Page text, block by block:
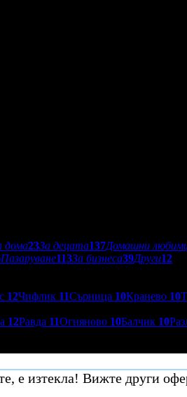
дома23За децата137Домашни
Пазаруване113За бизнеса39Други12
12Чифлик 11Сърница 10Кранево 10
12Равда 11Огняново 10Балчик 10
е изтекла! Вижте други